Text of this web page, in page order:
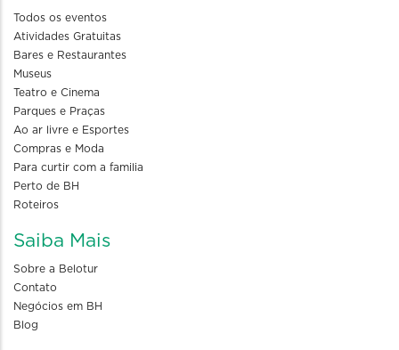
Todos os eventos
Atividades Gratuitas
Bares e Restaurantes
Museus
Teatro e Cinema
Parques e Praças
Ao ar livre e Esportes
Compras e Moda
Para curtir com a familia
Perto de BH
Roteiros
Saiba Mais
Sobre a Belotur
Contato
Negócios em BH
Blog